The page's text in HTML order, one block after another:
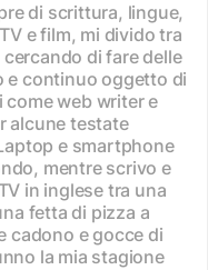
di scrittura, lingue,
e film, mi divido tra
di fare delle
e continuo oggetto di
web writer e
alcune testate
e smartphone
mentre scrivo e
in inglese tra una
fetta di pizza a
cadono e gocce di
la mia stagione